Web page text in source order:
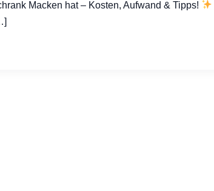
Macken hat – Kosten, Aufwand & Tipps!